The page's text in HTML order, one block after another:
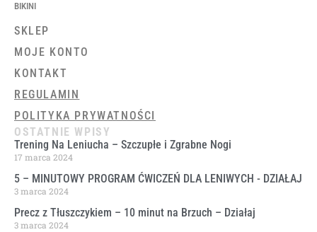
BIKINI
SKLEP
MOJE KONTO
KONTAKT
REGULAMIN
POLITYKA PRYWATNOŚCI
OSTATNIE WPISY
Trening Na Leniucha – Szczupłe i Zgrabne Nogi
17 marca 2024
5 – MINUTOWY PROGRAM ĆWICZEŃ DLA LENIWYCH ​- DZIAŁAJ
3 marca 2024
Precz z Tłuszczykiem – 10 minut na Brzuch – Działaj
3 marca 2024